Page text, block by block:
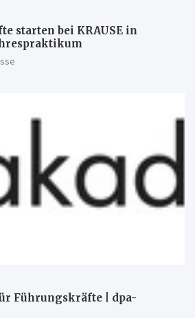
starten bei KRAUSE in
Führungskräfte | dpa-